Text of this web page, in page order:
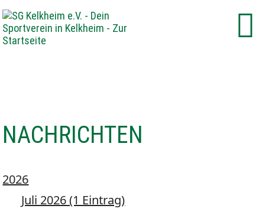
NACHRICHTEN
2026
Juli 2026 (1 Eintrag)